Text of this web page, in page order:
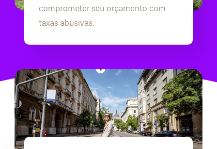
comprometer seu orçamento com
taxas abusivas.